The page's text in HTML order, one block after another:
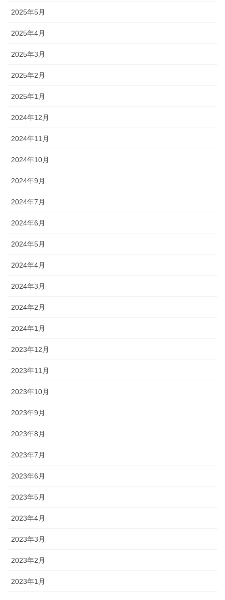
2025年5月
2025年4月
2025年3月
2025年2月
2025年1月
2024年12月
2024年11月
2024年10月
2024年9月
2024年7月
2024年6月
2024年5月
2024年4月
2024年3月
2024年2月
2024年1月
2023年12月
2023年11月
2023年10月
2023年9月
2023年8月
2023年7月
2023年6月
2023年5月
2023年4月
2023年3月
2023年2月
2023年1月